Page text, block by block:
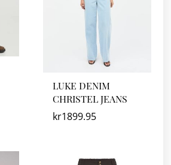
LUKE DENIM
CHRISTEL JEANS
kr1899.95